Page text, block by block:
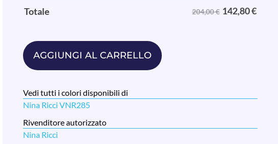
Totale 204,00 € 142,80€
AGGIUNGI AL CARRELLO
Vedi tutti i colori disponibili di
Nina Ricci VNR285
Rivenditore autorizzato
Nina Ricci